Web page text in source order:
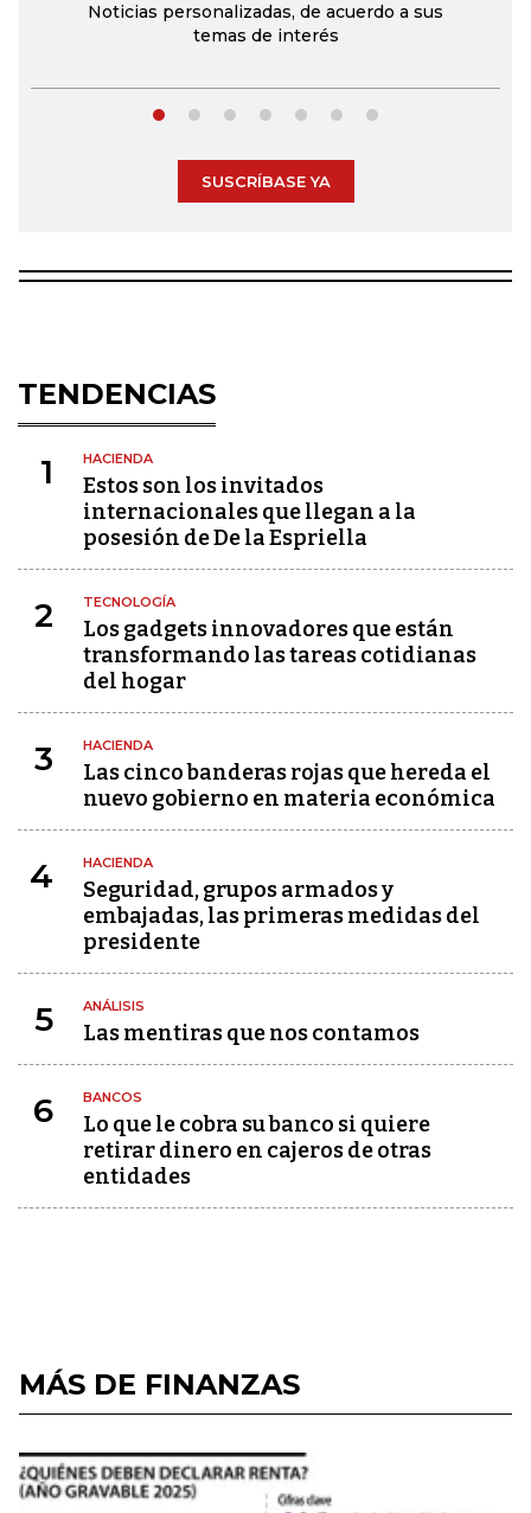
Noticias personalizadas, de acuerdo a sus
temas de interés
SUSCRÍBASE YA
TENDENCIAS
1 HACIENDA
Estos son los invitados
internacionales que llegan a la
posesión de De la Espriella
2 TECNOLOGÍA
Los gadgets innovadores que están
transformando las tareas cotidianas
del hogar
3 HACIENDA
Las cinco banderas rojas que hereda el
nuevo gobierno en materia económica
4 HACIENDA
Seguridad, grupos armados y
embajadas, las primeras medidas del
presidente
5 ANÁLISIS
Las mentiras que nos contamos
6 BANCOS
Lo que le cobra su banco si quiere
retirar dinero en cajeros de otras
entidades
MÁS DE FINANZAS